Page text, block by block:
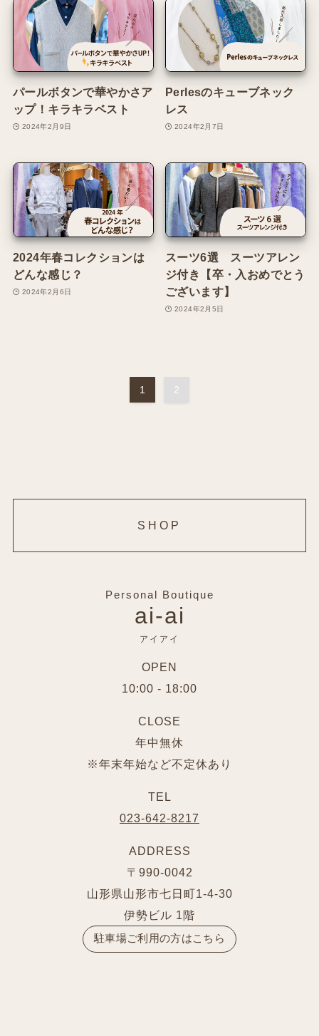
パールボタンで華やかさア
ップ！キラキラベスト
2024年2月9日
Perlesのキューブネック
レス
2024年2月7日
2024年春コレクションは
どんな感じ？
2024年2月6日
スーツ6選 スーツアレン
ジ付き【卒・入おめでとう
ございます】
2024年2月5日
1 2
SHOP
Personal Boutique
ai-ai
アイアイ
OPEN
10:00 - 18:00
CLOSE
年中無休
※年末年始など不定休あり
TEL
023-642-8217
ADDRESS
〒990-0042
山形県山形市七日町1-4-30
伊勢ビル 1階
駐車場ご利用の方はこちら